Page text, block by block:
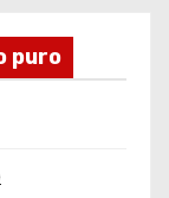
puro